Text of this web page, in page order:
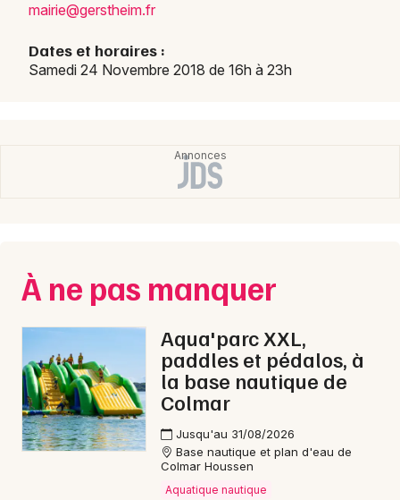
67 - Bas-Rhin
Je m'abonne
mairie@gerstheim.fr
Dates et horaires :
Samedi 24 Novembre 2018 de 16h à 23h
À ne pas manquer
Aqua'parc XXL,
paddles et pédalos, à
la base nautique de
Colmar
Jusqu'au 31/08/2026
Base nautique et plan d'eau de
Colmar Houssen
Aquatique nautique